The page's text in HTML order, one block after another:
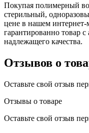
Покупая полимерный
стерильный,
цене в нашем интернет-
гарантированно товар
надлежащего качества.
Отзывов о
Оставьте свой отзыв
Отзывы о товаре
Оставьте свой отзыв